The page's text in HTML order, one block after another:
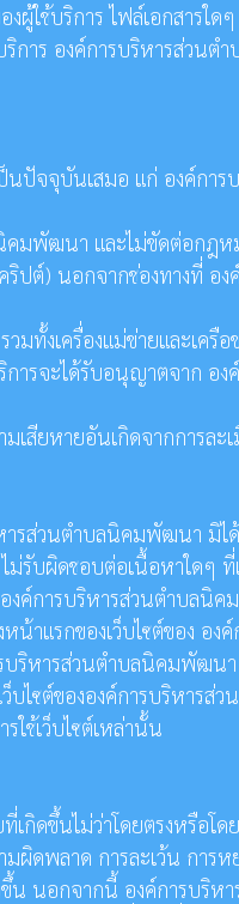
งผู้ใช้บริการ ไฟล์เอกสาร
การ องค์การบริหารส่ว
ป็นปัจจุบันเสมอ แก่ องค์
คมพัฒนา และไม่ขัดต่อก
คริปต์) นอกจากช่องทางที่
ทั้งเครื่องแม่ข่ายและเครื
การจะได้รับอนุญาตจาก
เสียหายอันเกิดจากการละ
ารส่วนตำบลนิคมพัฒนา
ผิดชอบต่อเนื้อหาใดๆ ที่แ
องค์การบริหารส่วนตำบลนิ
น้าแรกของเว็บไซต์ของ
ริหารส่วนตำบลนิคมพัฒน
บไซต์ขององค์การบริหา
ใช้เว็บไซต์เหล่านั้น
ดขึ้นไม่ว่าโดยตรงหรือโด
มผิดพลาด การละเว้น กา
น นอกจากนี้ องค์การบริ